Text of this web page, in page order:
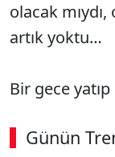
olacak
artık yoktu…
Bir gece
Günün
00:02 / 08:06